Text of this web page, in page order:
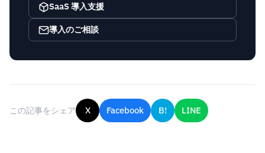
SaaS 導入支援
導入のご相談
この記事をシェア X Facebook B! LINE